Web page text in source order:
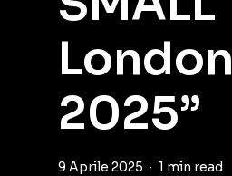
London
2025”
9 Aprile 2025 1 min read